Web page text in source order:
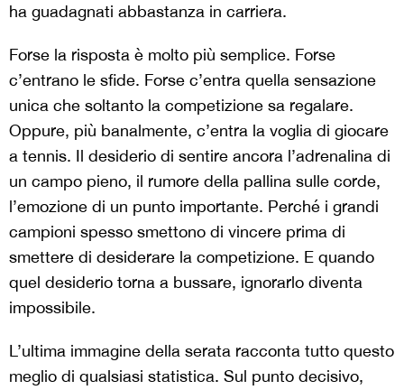
ha guadagnati abbastanza in carriera.
Forse la risposta è molto più semplice. Forse
c’entrano le sfide. Forse c’entra quella sensazione
unica che soltanto la competizione sa regalare.
Oppure, più banalmente, c’entra la voglia di giocare
a tennis. Il desiderio di sentire ancora l’adrenalina di
un campo pieno, il rumore della pallina sulle corde,
l’emozione di un punto importante. Perché i grandi
campioni spesso smettono di vincere prima di
smettere di desiderare la competizione. E quando
quel desiderio torna a bussare, ignorarlo diventa
impossibile.
L’ultima immagine della serata racconta tutto questo
meglio di qualsiasi statistica. Sul punto decisivo,